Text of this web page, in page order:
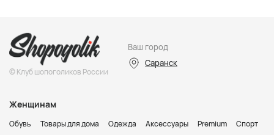
© Клуб шопоголиков России
Ваш город
Саранск
Женщинам
Обувь Товары для дома Одежда Аксессуары Premium
Спорт